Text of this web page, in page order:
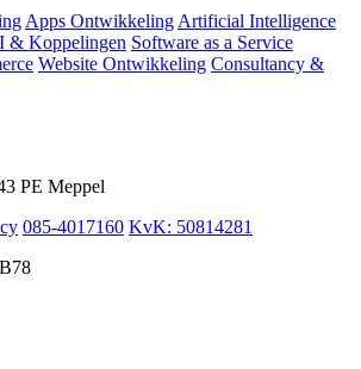
Apps Ontwikkeling Artificial Intelligence
& Koppelingen Software as a Service
Website Ontwikkeling Consultancy &
PE Meppel
085-4017160 KvK: 50814281